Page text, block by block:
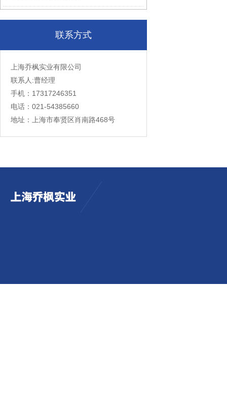
联系方式
上海乔枫实业有限公司
联系人:曹经理
手机：17317246351
电话：021-54385660
地址：上海市奉贤区肖南路468号